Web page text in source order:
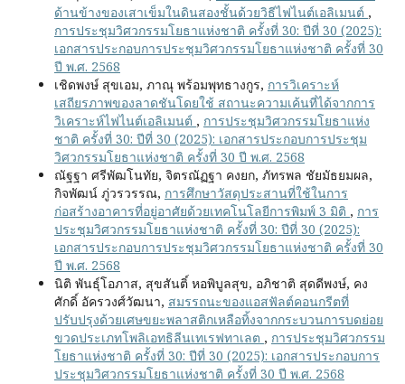
ด้านข้างของเสาเข็มในดินสองชั้นด้วยวิธีไฟไนต์เอลิเมนต์ ,
การประชุมวิศวกรรมโยธาแห่งชาติ ครั้งที่ 30: ปีที่ 30 (2025):
เอกสารประกอบการประชุมวิศวกรรมโยธาแห่งชาติ ครั้งที่ 30
ปี พ.ศ. 2568
เชิดพงษ์ สุขเอม, ภาณุ พร้อมพุทธางกูร, การวิเคราะห์
เสถียรภาพของลาดชันโดยใช้ สถานะความเค้นที่ได้จากการ
วิเคราะห์ไฟไนต์เอลิเมนต์ , การประชุมวิศวกรรมโยธาแห่ง
ชาติ ครั้งที่ 30: ปีที่ 30 (2025): เอกสารประกอบการประชุม
วิศวกรรมโยธาแห่งชาติ ครั้งที่ 30 ปี พ.ศ. 2568
ณัฐฐา ศรีพัฒโนทัย, จิตรณัฏฐา คงยก, ภัทรพล ชัยมัธยมผล,
กิจพัฒน์ ภู่วรวรรณ, การศึกษาวัสดุประสานที่ใช้ในการ
ก่อสร้างอาคารที่อยู่อาศัยด้วยเทคโนโลยีการพิมพ์ 3 มิติ , การ
ประชุมวิศวกรรมโยธาแห่งชาติ ครั้งที่ 30: ปีที่ 30 (2025):
เอกสารประกอบการประชุมวิศวกรรมโยธาแห่งชาติ ครั้งที่ 30
ปี พ.ศ. 2568
นิติ พันธุ์โอภาส, สุขสันติ์ หอพิบูลสุข, อภิชาติ สุดดีพงษ์, คง
ศักดิ์ อัครวงศ์วัฒนา, สมรรถนะของแอสฟัลต์คอนกรีตที่
ปรับปรุงด้วยเศษขยะพลาสติกเหลือทิ้งจากกระบวนการบดย่อย
ขวดประเภทโพลิเอทธิลีนเทเรฟทาเลต , การประชุมวิศวกรรม
โยธาแห่งชาติ ครั้งที่ 30: ปีที่ 30 (2025): เอกสารประกอบการ
ประชุมวิศวกรรมโยธาแห่งชาติ ครั้งที่ 30 ปี พ.ศ. 2568